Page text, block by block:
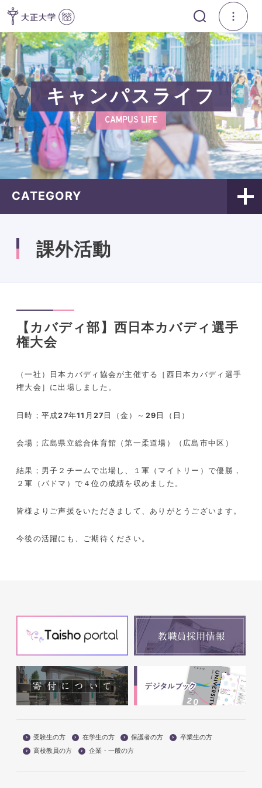
キャンパスライフ
CAMPUS LIFE
CATEGORY
課外活動
【カバディ部】西日本カバディ選手
権大会
（一社）日本カバディ協会が主催する［西日本カバディ選手
権大会］に出場しました。
日時；平成27年11 月 27 日（金）～ 29 日（日）
会場；広島県立総合体育館（第一柔道場）（広島市中区）
結果；男子２チームで出場し、１軍（マイトリー）で優勝，
２軍（パドマ）で４位の成績を収めました。
皆様よりご声援をいただきまして、ありがとうございます。
今後の活躍にも、ご期待ください。
受験生の方 在学生の方 保護者の方
卒業生の方
高校教員の方
企業・一般の方